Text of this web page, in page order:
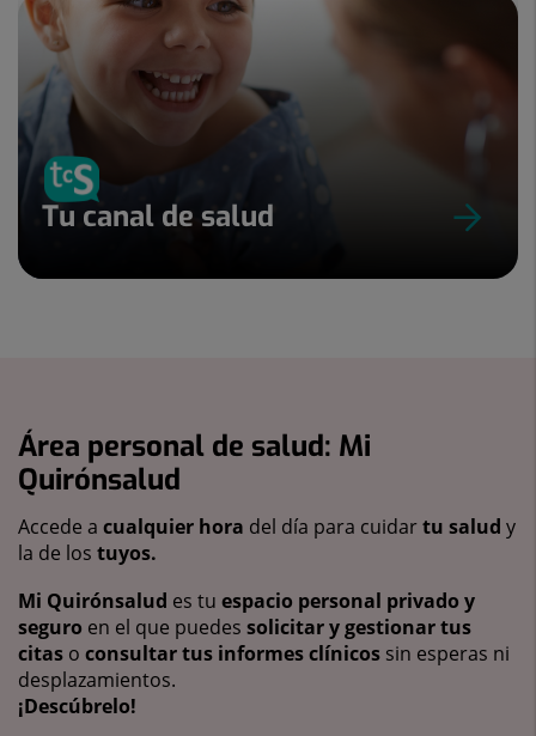
Tu canal de salud
Área personal de salud: Mi
Quirónsalud
Accede a cualquier hora del día para cuidartu salud y
la de los tuyos.
Mi Quirónsalud es tu espacio personal privado y
seguro en el que puedes solicitar y gestionar tus
citas o consultar tus informes clínicos sin esperas ni
desplazamientos.
¡Descúbrelo!